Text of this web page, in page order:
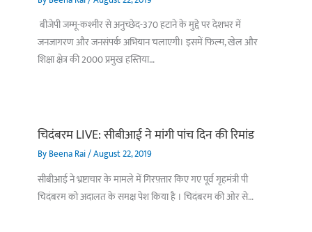
बीजेपी जम्मू-कश्मीर से अनुच्छेद-370 हटाने के मुद्दे पर देशभर में
जनजागरण और जनसंपर्क अभियान चलाएगी। इसमें फिल्म, खेल और
शिक्षा क्षेत्र की 2000 प्रमुख हस्तिया…
चिदंबरम LIVE: सीबीआई ने मांगी पांच दिन की रिमांड
ByBeena Rai/August 22, 2019
सीबीआई ने भ्रष्टाचार के मामले में गिरफ़्तार किए गए पूर्व गृहमंत्री पी
चिदंबरम को अदालत के समक्ष पेश किया है । चिदंबरम की ओर से…